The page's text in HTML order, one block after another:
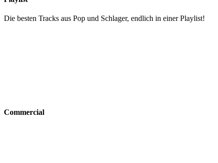
Die besten Tracks aus Pop und Schlager, endlich in einer Playlist!
Commercial